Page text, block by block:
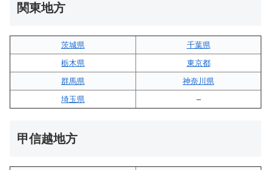
関東地方
茨城県
千葉県
栃木県
東京都
群馬県
神奈川県
埼玉県
–
甲信越地方